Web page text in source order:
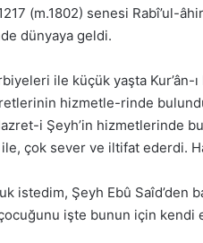
(m.1802) senesi Rabî’ul-
dünyaya geldi.
ile küçük yaşta Kur’ân-ı
hizmetle-rinde
i Şeyh’in hizmetlerinde
çok sever ve iltifat ederdi.
istedim, Şeyh Ebû Saîd’den
işte bunun için kendi